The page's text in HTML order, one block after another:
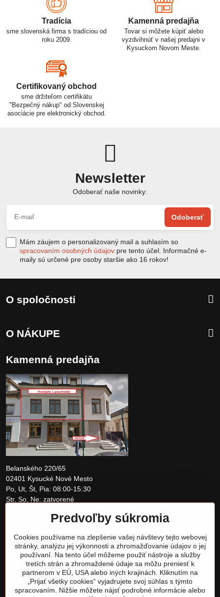
Tradícia
sme slovenská firma s tradíciou od
roku 2009.
Kamenná predajňa
Tovar si môžete kúpiť alebo
vyzdvihnúť v našej predajni v
Kysuckom Novom Meste.
Certifikovaný obchod
sme držiteľom certifikátu
"Bezpečný nákup" od Slovenskej
asociácie pre elektronický obchod.
Newsletter
Odoberať naše novinky:
Odoberať
Mám záujem o personalizovaný mail a suhlasím so
spracovaním osobných údajov pre tento účel. Informačné e-
maily sú určené pre osoby staršie ako 16 rokov!
O spoločnosti
O NÁKUPE
Kamenná predajňa
Belanského 220/65
02401 Kysucké Nové Mesto
Po, Ut, Št, Pia: 08:00-15:30
Str, So, Ne: zatvorené
obchod@tomshardware.sk
Predvoľby súkromia
Cookies používame na zlepšenie vašej návštevy tejto webovej
stránky, analýzu jej výkonnosti a zhromažďovanie údajov o jej
používaní. Na tento účel môžeme použiť nástroje a služby
tretích strán a zhromaždené údaje sa môžu preniesť k
partnerom v EÚ, USA alebo iných krajinách. Kliknutím na
„Prijať všetky cookies“ vyjadrujete svoj súhlas s týmto
spracovaním. Nižšie môžete nájsť podrobné informácie alebo